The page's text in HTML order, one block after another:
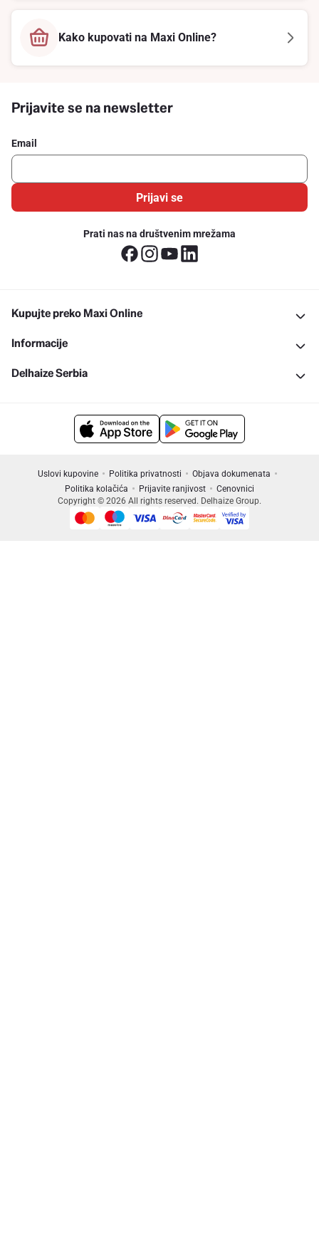
Kako kupovati na Maxi Online?
Prijavite se na newsletter
Email
Prijavi se
Prati nas na društvenim mrežama
Kupujte preko Maxi Online
Informacije
Delhaize Serbia
Uslovi kupovine Politika privatnosti
Objava dokumenata
Politika kolačića
Prijavite ranjivost
Cenovnici
Copyright © 2026 All rights reserved. Delhaize Group.